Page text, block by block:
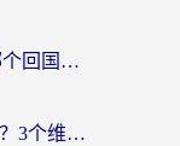
ChickCN VPN和洞见VPN对比哪个回国效果更好？海外党亲测3款加速器+避坑指南
海外党必看：斧牛和嘀嗒哪个好？3个维度教你选对回国加速器